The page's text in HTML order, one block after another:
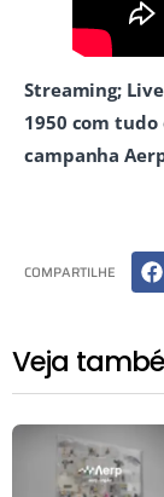
Streaming;
1950 com
campanha
COMPARTILHE
Veja